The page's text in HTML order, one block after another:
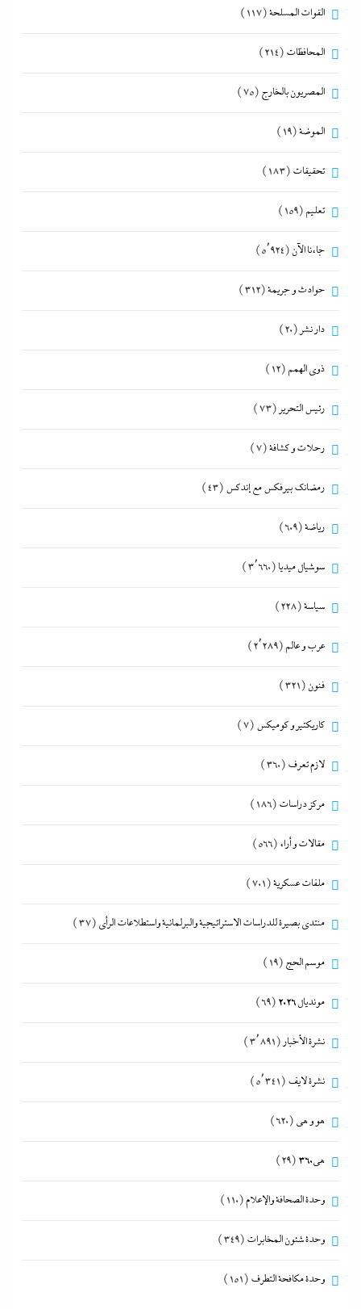
القوات المسلحة(117)
المحافظات (214)
المصريون بالخارج (75)
الموضة(19)
تحقيقات (183)
تعليم (159)
جاءنا الآن (5٬924)
حوادث و جريمة(312)
دار نشر (20)
ذوى الهمم (12)
رئيس التحرير (73)
رحلات و كشافة(7)
رمضانك بيرفكس مع إندكس (43)
رياضة(609)
سوشيال ميديا (3٬660)
سياسة(228)
عرب و عالم (2٬289)
فنون (321)
كاريكتير و كوميكس (7)
لازم تعرف (360)
مركز دراسات (186)
مقالات و أراء (566)
ملفات عسكرية(701)
منتدى بصيرة للدراسات الاستراتيجية والبرلمانية واستطلاعات الرأى (37)
موسم الحج (19)
مونديال 2026 (69)
نشرة الأخبار (3٬891)
نشرة لايف (5٬341)
هو و هي (620)
هى360 (29)
وحدة الصحافة والإعلام(110)
وحدة شئون المخابرات (349)
وحدة مكافحة التطرف (151)